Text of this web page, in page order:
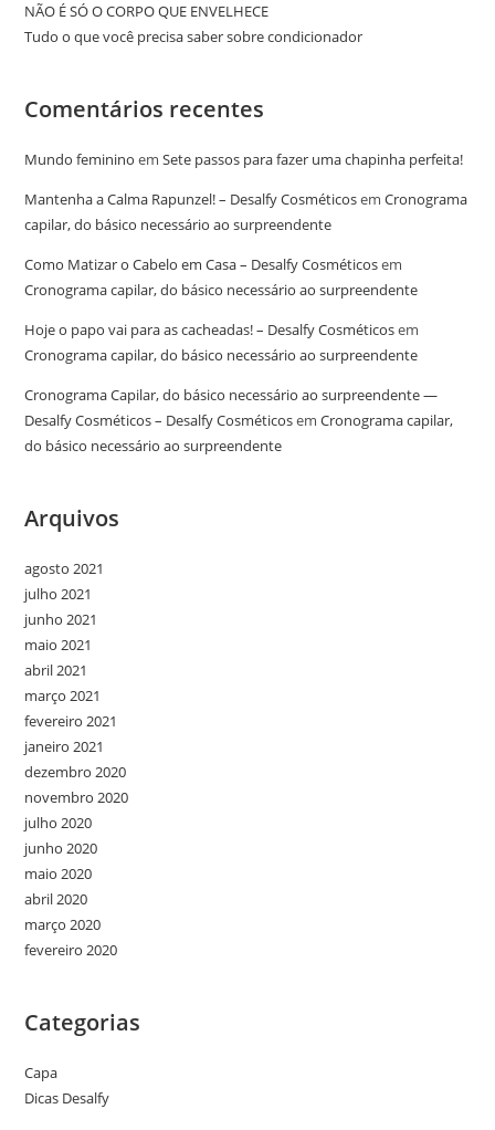
NÃO É SÓ O CORPO QUE ENVELHECE
Tudo o que você precisa saber sobre condicionador
Comentários recentes
Mundo feminino emSete passos para fazer uma chapinha perfeita!
Mantenha a Calma Rapunzel! – Desalfy CosméticosemCronograma
capilar, do básico necessário ao surpreendente
Como Matizar o Cabelo em Casa – Desalfy Cosméticosem
Cronograma capilar, do básico necessário ao surpreendente
Hoje o papo vai para as cacheadas! – Desalfy Cosméticosem
Cronograma capilar, do básico necessário ao surpreendente
Cronograma Capilar, do básico necessário ao surpreendente —
Desalfy Cosméticos – Desalfy CosméticosemCronograma capilar,
do básico necessário ao surpreendente
Arquivos
agosto 2021
julho 2021
junho 2021
maio 2021
abril 2021
março 2021
fevereiro 2021
janeiro 2021
dezembro 2020
novembro 2020
julho 2020
junho 2020
maio 2020
abril 2020
março 2020
fevereiro 2020
Categorias
Capa
Dicas Desalfy